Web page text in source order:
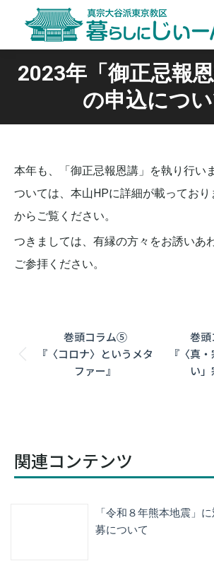
2023年「御正忌報
の申込につ
本年も、「御正忌報恩講」を執り行い
ついては、本山HPに詳細が載っており
からご覧ください。
つきましては、有縁の方々をお誘いあ
ご参拝ください。
navigation
Previous
post:
巻頭コラム⑤
『〈コロナ〉というメタ
ファー』
巻
『〈真
い」
関連コンテンツ
「令和８年熊本地震」
募について